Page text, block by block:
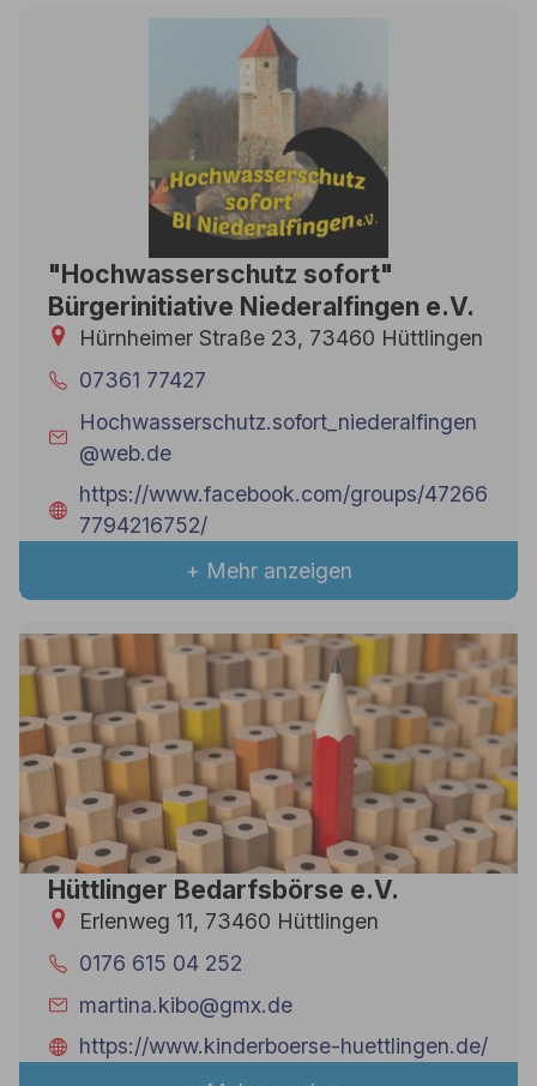
"Hochwasserschutz sofort"
Bürgerinitiative Niederalfingen e.V.
Hürnheimer Straße 23, 73460 Hüttlingen
07361 77427
Hochwasserschutz.sofort_niederalfingen
@web.de
https://www.facebook.com/groups/47266
7794216752/
+ Mehr anzeigen
Hüttlinger Bedarfsbörse e.V.
Erlenweg 11, 73460 Hüttlingen
0176 615 04 252
martina.kibo@gmx.de
https://www.kinderboerse-huettlingen.de/